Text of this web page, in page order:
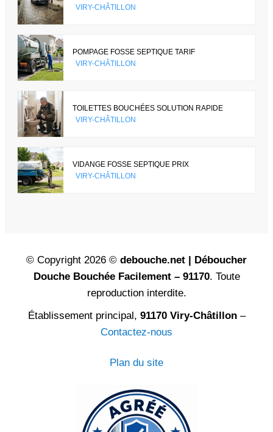
VIRY-CHÂTILLON
POMPAGE FOSSE SEPTIQUE TARIF
VIRY-CHÂTILLON
TOILETTES BOUCHÉES SOLUTION RAPIDE
VIRY-CHÂTILLON
VIDANGE FOSSE SEPTIQUE PRIX
VIRY-CHÂTILLON
© Copyright 2026 © debouche.net | Déboucher
Douche Bouchée Facilement – 91170. Toute
reproduction interdite.
Établissement principal, 91170 Viry-Châtillon–
Contactez-nous
Plan du site